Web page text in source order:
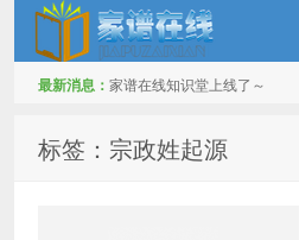
最新消息： 家谱在线知识堂上线了～
标签：宗政姓起源